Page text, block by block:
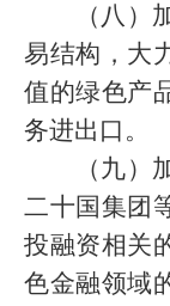
（八）加
易结构，大
值的绿色产
务进出口。
（九）加
二十国集团
投融资相关
色金融领域